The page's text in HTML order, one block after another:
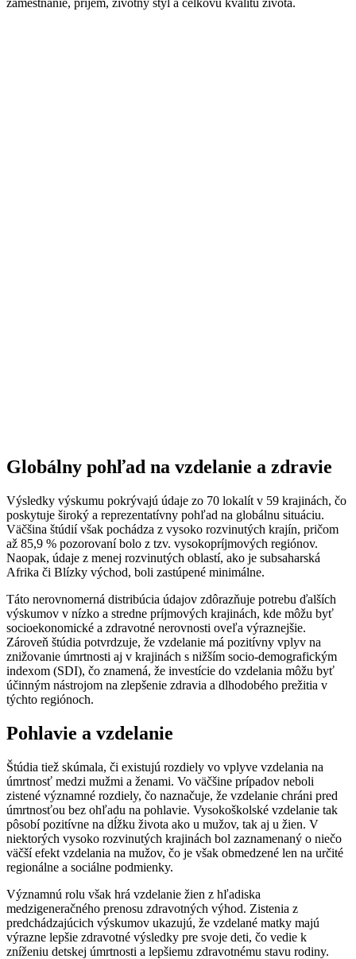
zamestnanie, príjem, životný štýl a celkovú kvalitu života.
Globálny pohľad na vzdelanie a zdravie
Výsledky výskumu pokrývajú údaje zo 70 lokalít v 59 krajinách, čo
poskytuje široký a reprezentatívny pohľad na globálnu situáciu.
Väčšina štúdií však pochádza z vysoko rozvinutých krajín, pričom
až 85,9 % pozorovaní bolo z tzv. vysokopríjmových regiónov.
Naopak, údaje z menej rozvinutých oblastí, ako je subsaharská
Afrika či Blízky východ, boli zastúpené minimálne.
Táto nerovnomerná distribúcia údajov zdôrazňuje potrebu ďalších
výskumov v nízko a stredne príjmových krajinách, kde môžu byť
socioekonomické a zdravotné nerovnosti oveľa výraznejšie.
Zároveň štúdia potvrdzuje, že vzdelanie má pozitívny vplyv na
znižovanie úmrtnosti aj v krajinách s nižším socio-demografickým
indexom (SDI), čo znamená, že investície do vzdelania môžu byť
účinným nástrojom na zlepšenie zdravia a dlhodobého prežitia v
týchto regiónoch.
Pohlavie a vzdelanie
Štúdia tiež skúmala, či existujú rozdiely vo vplyve vzdelania na
úmrtnosť medzi mužmi a ženami. Vo väčšine prípadov neboli
zistené významné rozdiely, čo naznačuje, že vzdelanie chráni pred
úmrtnosťou bez ohľadu na pohlavie. Vysokoškolské vzdelanie tak
pôsobí pozitívne na dĺžku života ako u mužov, tak aj u žien. V
niektorých vysoko rozvinutých krajinách bol zaznamenaný o niečo
väčší efekt vzdelania na mužov, čo je však obmedzené len na určité
regionálne a sociálne podmienky.
Významnú rolu však hrá vzdelanie žien z hľadiska
medzigeneračného prenosu zdravotných výhod. Zistenia z
predchádzajúcich výskumov ukazujú, že vzdelané matky majú
výrazne lepšie zdravotné výsledky pre svoje deti, čo vedie k
zníženiu detskej úmrtnosti a lepšiemu zdravotnému stavu rodiny.